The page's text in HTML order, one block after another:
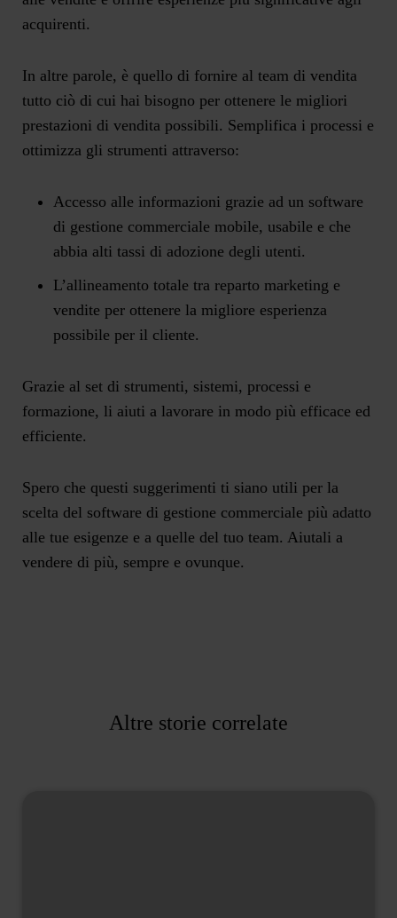
acquirenti.
In altre parole, è quello di fornire al team di vendita
tutto ciò di cui hai bisogno per ottenere le migliori
prestazioni di vendita possibili. Semplifica i processi e
ottimizza gli strumenti attraverso:
Accesso alle informazioni grazie ad un software
di gestione commerciale mobile, usabile e che
abbia alti tassi di adozione degli utenti.
L’allineamento totale tra reparto marketing e
vendite per ottenere la migliore esperienza
possibile per il cliente.
Grazie al set di strumenti, sistemi, processi e
formazione, li aiuti a lavorare in modo più efficace ed
efficiente.
Spero che questi suggerimenti ti siano utili per la
scelta del software di gestione commerciale più adatto
alle tue esigenze e a quelle del tuo team. Aiutali a
vendere di più, sempre e ovunque.
Altre storie correlate